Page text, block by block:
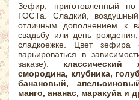
Зефир, приготовленный
ГОСТа. Сладкий,
отличным дополнением к
свадьбу или день
сладкоежке. Цвет
варьироваться в
заказе): классический
смородина, клубника,
банановый,
манго, ананас, маракуйа и